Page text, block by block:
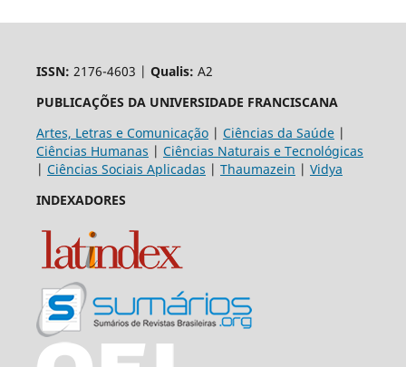
ISSN: 2176-4603 | Qualis: A2
PUBLICAÇÕES DA UNIVERSIDADE FRANCISCANA
Artes, Letras e Comunicação| Ciências da Saúde|
Ciências Humanas | Ciências Naturais e Tecnológicas
| Ciências Sociais Aplicadas | Thaumazein | Vidya
INDEXADORES